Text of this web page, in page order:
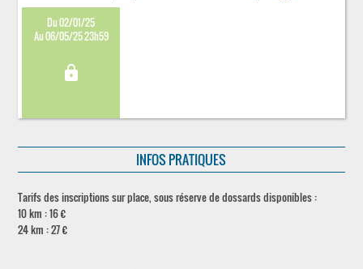
Du 02/01/25
Au 06/05/25 23h59
lock
INFOS PRATIQUES
Tarifs des inscriptions sur place, sous réserve de dossards disponibles :
10 km : 16 €
24 km : 27 €